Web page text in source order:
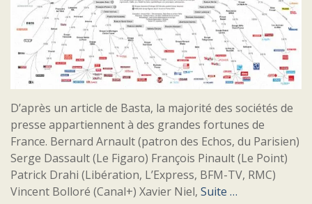
D’après un article de Basta, la majorité des sociétés de
presse appartiennent à des grandes fortunes de
France. Bernard Arnault (patron des Echos, du Parisien)
Serge Dassault (Le Figaro) François Pinault (Le Point)
Patrick Drahi (Libération, L’Express, BFM-TV, RMC)
Vincent Bolloré (Canal+) Xavier Niel, Suite …